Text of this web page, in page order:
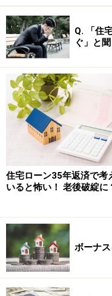
「APR」には
る！？
先ほどの「米国の住
も紹介されています
は以下の費用が含ま
より法律が異なるた
がありますね。）
■ ローン申請費用（
500USドル程度）
■ 不動産鑑定費用（
■ オリジネーション
る）
■ ローン審査費用（
程度）
■ 15日分の前払い利息
Q. 「住
ぐ」と
住宅ローン35年返済で考
いると怖い！ 老後破綻に
ボーナ